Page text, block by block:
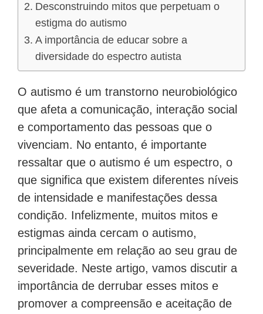
Desconstruindo mitos que perpetuam o
estigma do autismo
A importância de educar sobre a
diversidade do espectro autista
O autismo é um transtorno neurobiológico
que afeta a comunicação, interação social
e comportamento das pessoas que o
vivenciam. No entanto, é importante
ressaltar que o autismo é um espectro, o
que significa que existem diferentes níveis
de intensidade e manifestações dessa
condição. Infelizmente, muitos mitos e
estigmas ainda cercam o autismo,
principalmente em relação ao seu grau de
severidade. Neste artigo, vamos discutir a
importância de derrubar esses mitos e
promover a compreensão e aceitação de